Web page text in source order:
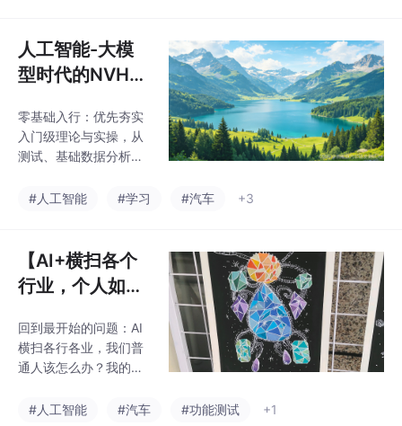
变。
——我平时就用用某电
信大模型聊聊天，再用
某国产AI编程助手在VS
本，这个企业平台到底
是个啥？它不给你聊
天，给你**“造专属AI工
**“聊天应用层”、“代码
人工智能-大模
型时代的NVH与
从入门到精通全
学习路线
零基础入行：优先夯实
入门级理论与实操，从
测试、基础数据分析入
经验；职场进阶：深耕
计、仿真优化，站稳行
业核心岗位；抢占行业
风口：优先攻克AI大模
两年行业人才招聘核心
加分项，越早掌握优势
越大；长期深耕发展：
维，逐步修炼顶尖领域
#人工智能 #学习 #汽车 +3
【AI+横扫各个
行业，个人如何
程师的实践落地
指南！】
回到最开始的问题：AI
横扫各行各业，我们普
通人该怎么办？我的答
别观望，也别盲从。先
#人工智能 #汽车 #功能测试 +1